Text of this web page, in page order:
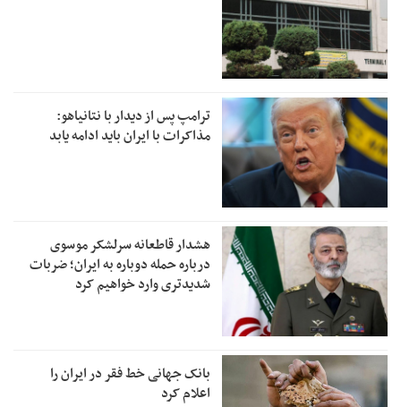
ترامپ پس از دیدار با نتانیاهو:
مذاکرات با ایران باید ادامه یابد
هشدار قاطعانه سرلشکر موسوی
درباره حمله دوباره به ایران؛ ضربات
شدیدتری وارد خواهیم کرد
بانک جهانی خط فقر در ایران را
اعلام کرد